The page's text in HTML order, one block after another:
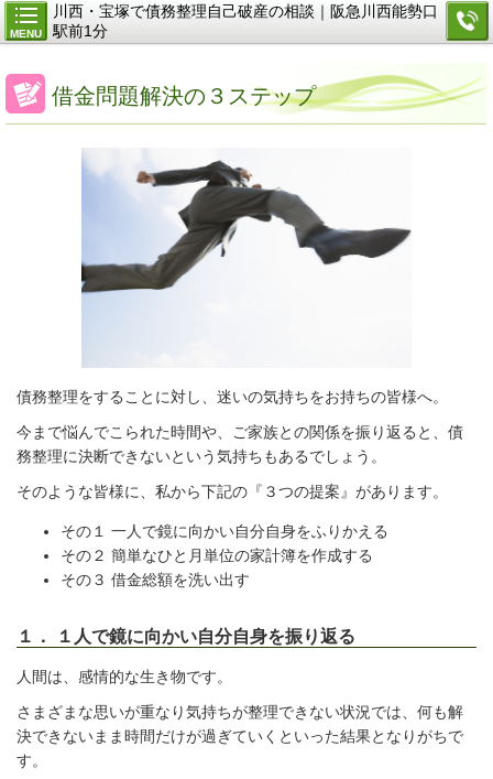
MENU
川西・宝塚で債務整理自己破産の相談｜阪急川西能勢口
駅前1分
借金問題解決の３ステップ
債務整理をすることに対し、迷いの気持ちをお持ちの皆様へ。
今まで悩んでこられた時間や、ご家族との関係を振り返ると、債
務整理に決断できないという気持ちもあるでしょう。
そのような皆様に、私から下記の『３つの提案』があります。
その１ 一人で鏡に向かい自分自身をふりかえる
その２ 簡単なひと月単位の家計簿を作成する
その３ 借金総額を洗い出す
１． １人で鏡に向かい自分自身を振り返る
人間は、感情的な生き物です。
さまざまな思いが重なり気持ちが整理できない状況では、何も解
決できないまま時間だけが過ぎていくといった結果となりがちで
す。